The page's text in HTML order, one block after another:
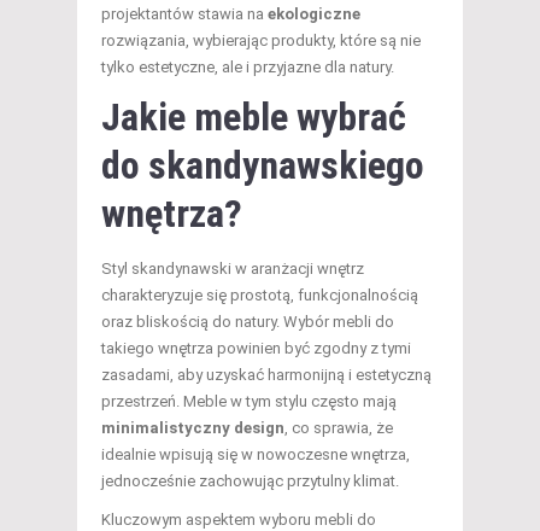
projektantów stawia na ekologiczne
rozwiązania, wybierając produkty, które są nie
tylko estetyczne, ale i przyjazne dla natury.
Jakie meble wybrać
do skandynawskiego
wnętrza?
Styl skandynawski w aranżacji wnętrz
charakteryzuje się prostotą, funkcjonalnością
oraz bliskością do natury. Wybór mebli do
takiego wnętrza powinien być zgodny z tymi
zasadami, aby uzyskać harmonijną i estetyczną
przestrzeń. Meble w tym stylu często mają
minimalistyczny design, co sprawia, że
idealnie wpisują się w nowoczesne wnętrza,
jednocześnie zachowując przytulny klimat.
Kluczowym aspektem wyboru mebli do